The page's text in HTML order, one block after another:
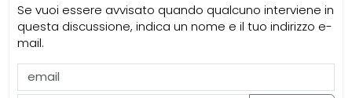
Se vuoi essere avvisato quando qualcuno interviene in
questa discussione, indica un nome e il tuo indirizzo e-
mail.